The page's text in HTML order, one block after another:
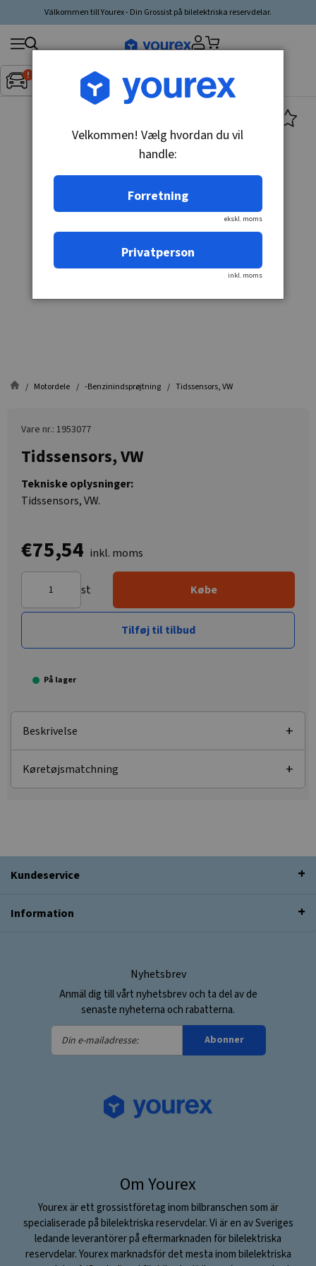
Välkommen till Yourex - Din Grossist på bilelektriska reservdelar.
Inget fordon valt▼
Søg
produkt,
producent,
Motordele -Benzinindsprøjtning Tidssensors, VW
Vare nr.: 1953077
Tidssensors, VW
Tekniske oplysninger:
Tidssensors, VW.
€75,54 inkl. moms
st Købe
Tilføj til tilbud
På lager
Beskrivelse
Køretøjsmatchning
Kundeservice
Information
Nyhetsbrev
Anmäl dig till vårt nyhetsbrev och ta del av de
senaste nyheterna och rabatterna.
Din
e-
Abonner
Om Yourex
Yourex är ett grossistföretag inom bilbranschen som är
specialiserade på bilelektriska reservdelar. Vi är en av Sveriges
ledande leverantörer på eftermarknaden för bilelektriska
reservdelar. Yourex marknadsför det mesta inom bilelektriska
Velkommen! Vælg hvordan du vil
handle:
Forretning
ekskl. moms
Privatperson
inkl. moms